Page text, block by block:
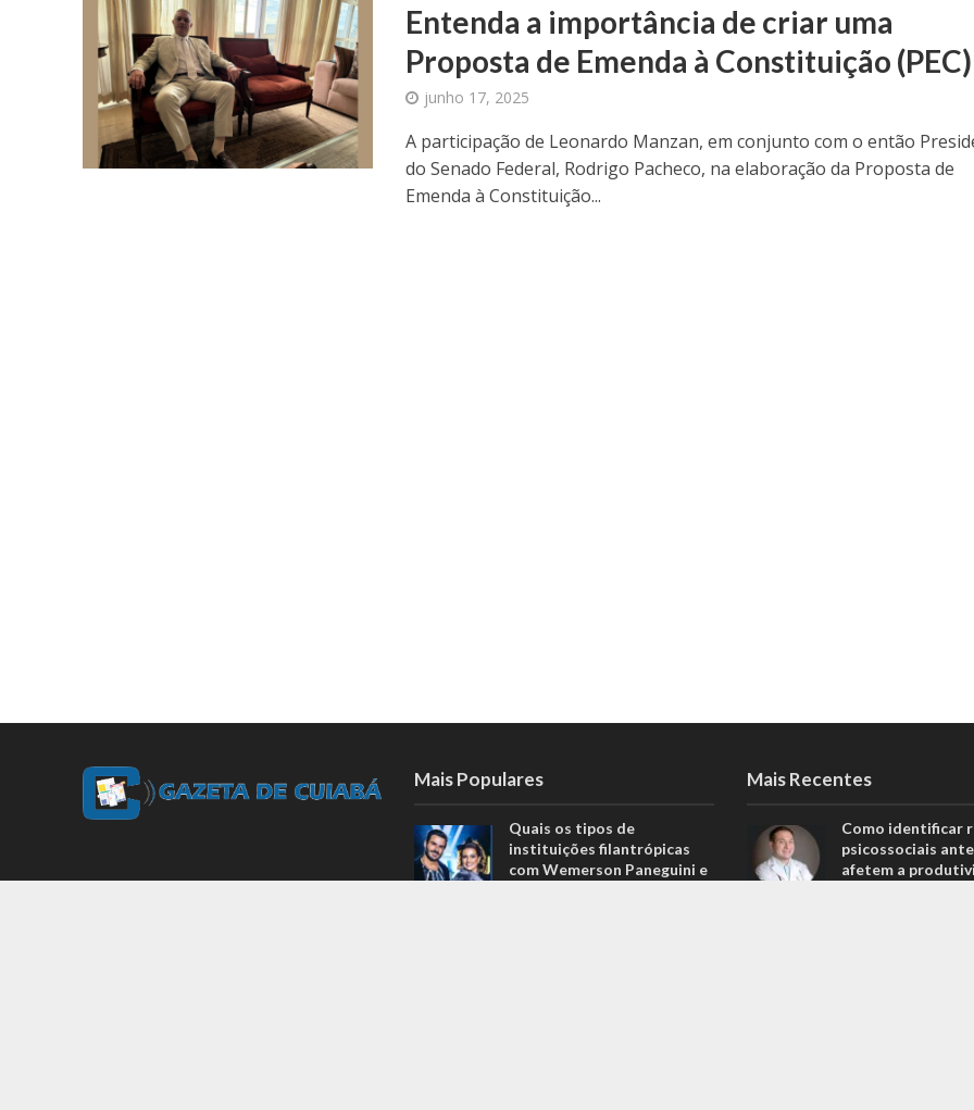
Entenda a importância de criar uma
Proposta de Emenda à Constituição
junho 17, 2025
A participação de Leonardo Manzan, em conjunto com o então
do Senado Federal, Rodrigo Pacheco, na elaboração da Proposta de
Emenda à Constituição...
Mais Populares
Quais os tipos de
instituições filantrópicas
com Wemerson Paneguini e
Mais Recentes
Como identificar
psicossociais
afetem a